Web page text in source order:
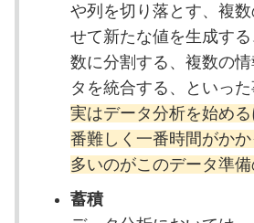
や列を切り落とす、複
せて新たな値を生成す
数に分割する、複数の
タを統合する、といった
実はデータ分析を始め
番難しく一番時間がか
多いのがこのデータ準備
蓄積